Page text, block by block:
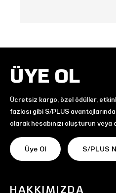
ÜYE OL
Ücretsiz kargo, özel ödüller,
fazlası gibi S/PLUS
olarak hesabınızı oluşturun veya
Üye Ol S/PLUS
HAKKIMIZDA